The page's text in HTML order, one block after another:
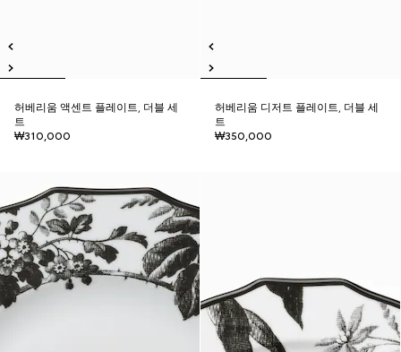
허베리움 액센트 플레이트, 더블 세
트
₩310,000
허베리움 디저트 플레이트, 더블 세
트
₩350,000